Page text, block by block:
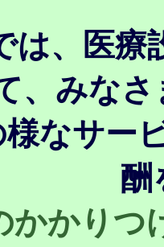
は、医療
、みな
様なサー
酬
かかりつ